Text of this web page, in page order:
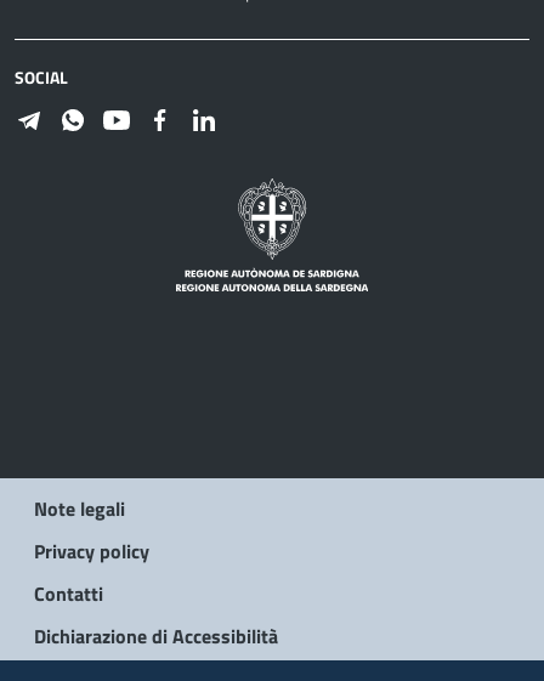
SOCIAL
Note legali
Privacy policy
Contatti
Dichiarazione di Accessibilità